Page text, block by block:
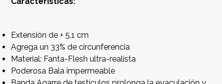
Extensión de + 5,1 cm
Agrega un 33% de circunferencia
Material: Fanta-Flesh ultra-realista
Poderosa Bala impermeable